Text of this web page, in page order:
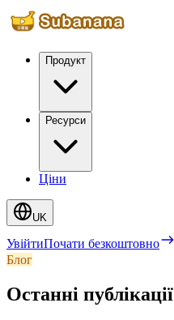
Продукт
Ресурси
Ціни
UK
УвійтиПочати безкоштовно
Блог
Останні публікації